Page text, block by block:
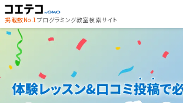
掲載数No.1プログラミング教室検索サイト